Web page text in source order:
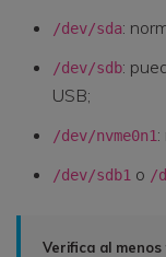
/dev/sda:
/dev/sdb:
USB;
/dev/nvme0n1
/dev/sdb1 o /
Verifica al